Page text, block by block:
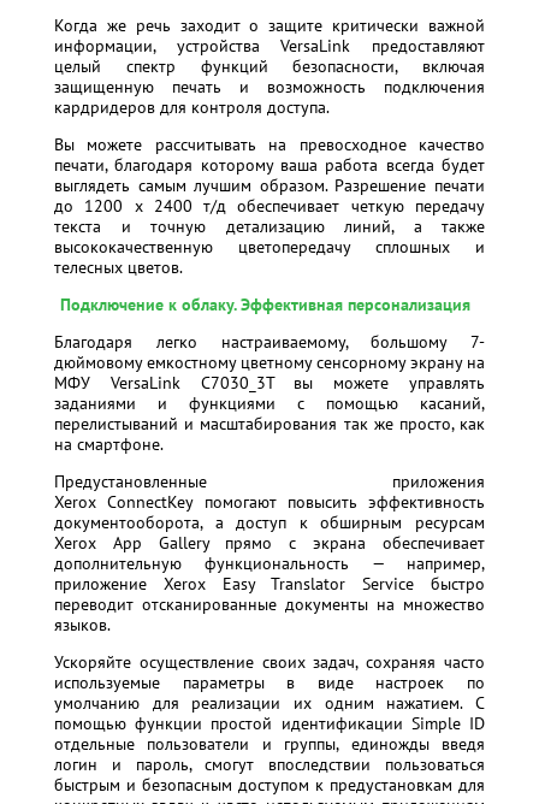
Когда же речь заходит о защите критически важной
информации, устройства VersaLink предоставляют
целый спектр функций безопасности, включая
защищенную печать и возможность подключения
кардридеров для контроля доступа.
Вы можете рассчитывать на превосходное качество
печати, благодаря которому ваша работа всегда будет
выглядеть самым лучшим образом. Разрешение печати
до 1200 x 2400 т/д обеспечивает четкую передачу
текста и точную детализацию линий, а также
высококачественную цветопередачу сплошных и
телесных цветов.
Подключение к облаку. Эффективная персонализация
Благодаря легко настраиваемому, большому 7-
дюймовому емкостному цветному сенсорному экрану на
МФУ VersaLink C7030_3T вы можете управлять
заданиями и функциями с помощью касаний,
перелистываний и масштабирования так же просто, как
на смартфоне.
Предустановленные приложения
Xerox ConnectKey помогают повысить эффективность
документооборота, а доступ к обширным ресурсам
Xerox App Gallery прямо с экрана обеспечивает
дополнительную функциональность — например,
приложение Xerox Easy Translator Service быстро
переводит отсканированные документы на множество
языков.
Ускоряйте осуществление своих задач, сохраняя часто
используемые параметры в виде настроек по
умолчанию для реализации их одним нажатием. С
помощью функции простой идентификации Simple ID
отдельные пользователи и группы, единожды введя
логин и пароль, смогут впоследствии пользоваться
быстрым и безопасным доступом к предустановкам для